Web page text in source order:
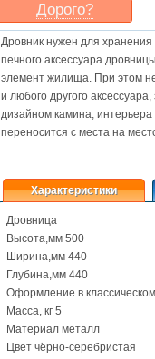
Дорого?
Какая ценамогла бы
Васустроить ?
Указать цену
Дровник нужен для
печного аксессуара
элемент жилища. При этом
и любого другого
дизайном камина,
переносится с места на
Характеристики
Дровница
Высота,мм 500
Ширина,мм 440
Глубина,мм 440
Оформление в
Масса, кг 5
Материал металл
Цвет чёрно-серебристая